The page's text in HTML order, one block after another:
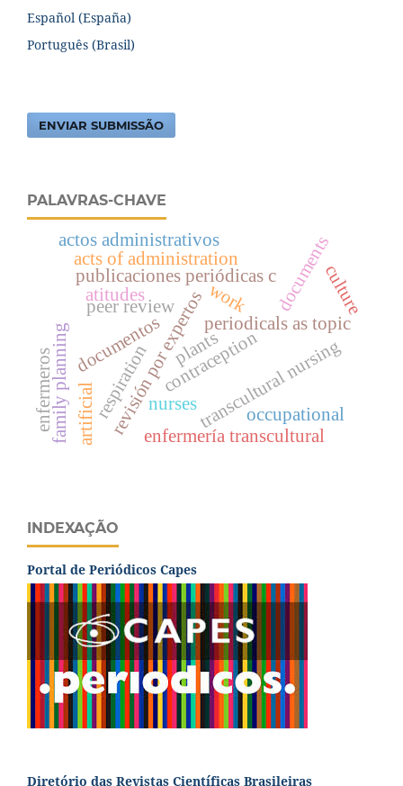
Español (España)
Português (Brasil)
ENVIAR SUBMISSÃO
PALAVRAS-CHAVE
documentos periodicals as topic
revisión por expertos
publicaciones periódicas c
transcultural nursing
enfermería transcultural
family planning contraception
peer review documents
acts of administration
nurses
actos administrativos
enfermeros occupational
respiration
atitudes culture
plants
artificial
work
INDEXAÇÃO
Portal de Periódicos Capes
Diretório das Revistas Científicas Brasileiras